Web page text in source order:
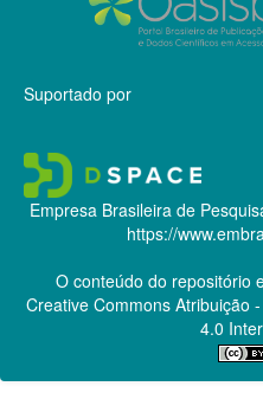
Suportado por
Empresa Brasileira de
https://
O conteúdo do repositório
Creative CommonsAtribuição -
4.0